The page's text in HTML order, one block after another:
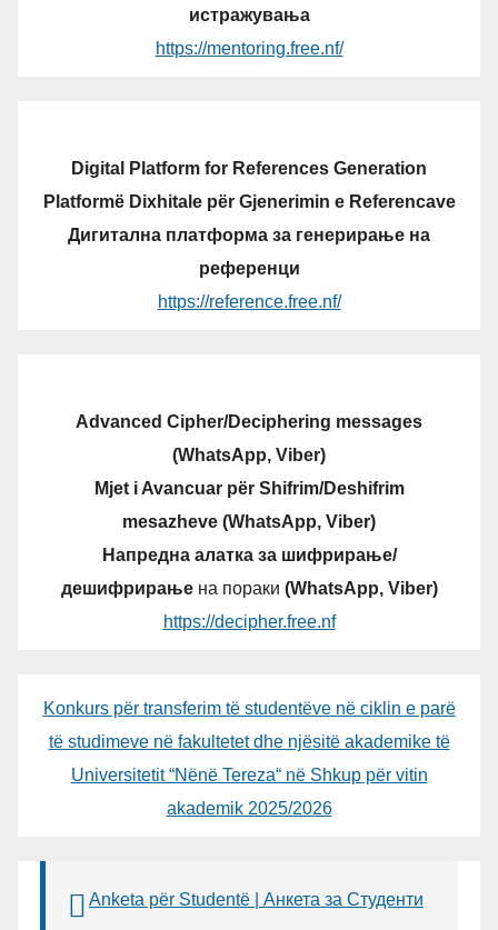
истражувања
https://mentoring.free.nf/
Digital Platform for References Generation
Platformë Dixhitale për Gjenerimin e Referencave
Дигитална платформа за генерирање на
референци
https://reference.free.nf/
Advanced Cipher/Deciphering messages
(WhatsApp, Viber)
Mjet i Avancuar për Shifrim/Deshifrim
mesazheve (WhatsApp, Viber)
Напредна алатка за шифрирање/
дешифрирањена пораки (WhatsApp, Viber)
https://decipher.free.nf
Konkurs për transferim të studentëve në ciklin e parë
të studimeve në fakultetet dhe njësitë akademike të
Universitetit “Nënë Tereza“ në Shkup për vitin
akademik 2025/2026
Anketa për Studentë | Анкета за Студенти